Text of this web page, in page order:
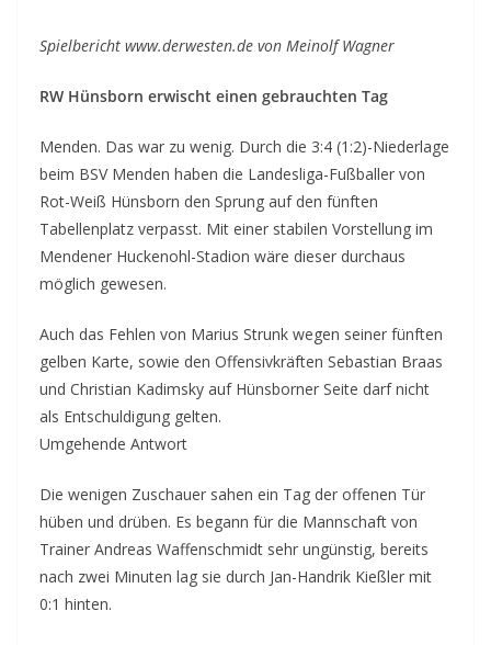
Spielbericht www.derwesten.de von Meinolf Wagner
RW Hünsborn erwischt einen gebrauchten Tag
Menden. Das war zu wenig. Durch die 3:4 (1:2)-Niederlage
beim BSV Menden haben die Landesliga-Fußballer von
Rot-Weiß Hünsborn den Sprung auf den fünften
Tabellenplatz verpasst. Mit einer stabilen Vorstellung im
Mendener Huckenohl-Stadion wäre dieser durchaus
möglich gewesen.
Auch das Fehlen von Marius Strunk wegen seiner fünften
gelben Karte, sowie den Offensivkräften Sebastian Braas
und Christian Kadimsky auf Hünsborner Seite darf nicht
als Entschuldigung gelten.
Umgehende Antwort
Die wenigen Zuschauer sahen ein Tag der offenen Tür
hüben und drüben. Es begann für die Mannschaft von
Trainer Andreas Waffenschmidt sehr ungünstig, bereits
nach zwei Minuten lag sie durch Jan-Handrik Kießler mit
0:1 hinten.